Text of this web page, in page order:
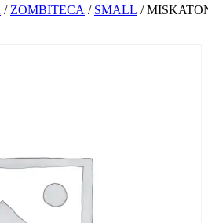
/ ZOMBITECA / SMALL /